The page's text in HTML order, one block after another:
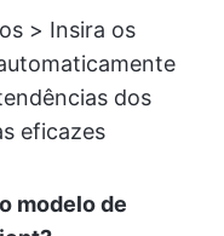
> Insira os
dos
eficazes
modelo de